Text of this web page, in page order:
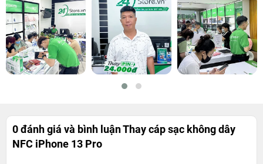
0 đánh giá và bình luậnThay cáp sạc không dây
NFC iPhone 13 Pro